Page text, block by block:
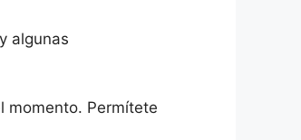
algunas
momento. Permítete